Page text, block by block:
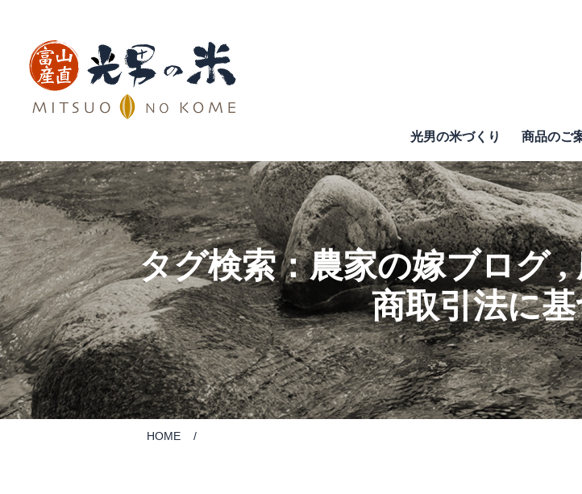
光男の米づくり 商品のご
タグ検索：農家の嫁ブログ,
商取引法に
HOME